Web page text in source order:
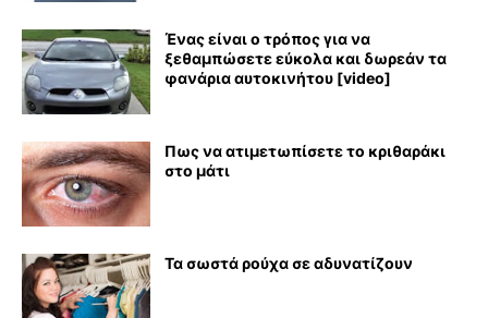
Ένας είναι ο τρόπος για να
ξεθαμπώσετε εύκολα και δωρεάν τα
φανάρια αυτοκινήτου [video]
Πως να ατιμετωπίσετε το κριθαράκι
στο μάτι
Τα σωστά ρούχα σε αδυνατίζουν